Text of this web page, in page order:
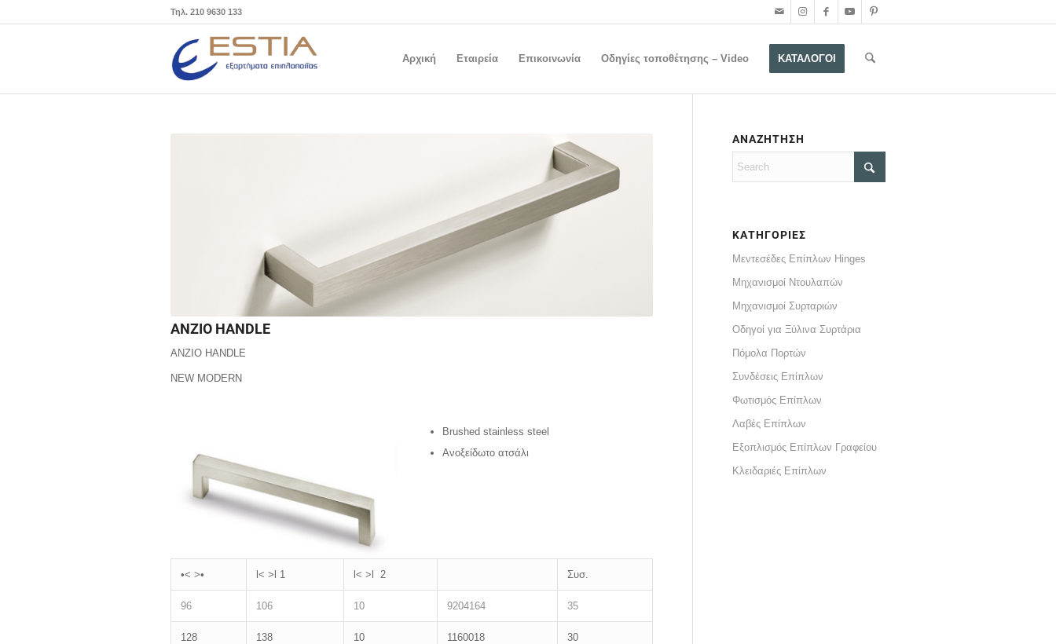
Τηλ. 210 9630 133
Αρχική Εταιρεία Επικοινωνία Οδηγίες τοποθέτησης – Video ΚΑΤΑΛΟΓΟΙ
ANZIO HANDLE
ANZIO HANDLE
NEW MODERN
Brushed stainless steel
Ανοξείδωτο ατσάλι
•˂ ˃• l˂ ˃l 1 l˂ ˃l 2 Συσ.
96 106 10 9204164 35
128 138 10 1160018 30
ΑΝΑΖΗΤΗΣΗ
ΚΑΤΗΓΟΡΙΕΣ
Μεντεσέδες Επίπλων Hinges
Μηχανισμοί Ντουλαπών
Μηχανισμοί Συρταριών
Οδηγοί για Ξύλινα Συρτάρια
Πόμολα Πορτών
Συνδέσεις Επίπλων
Φωτισμός Επίπλων
Λαβές Επίπλων
Εξοπλισμός Επίπλων Γραφείου
Κλειδαριές Επίπλων